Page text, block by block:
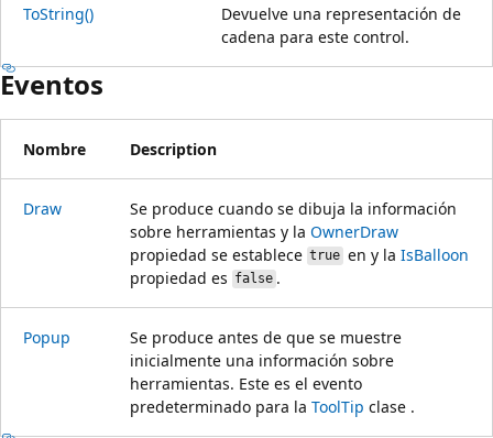
ToString()
Devuelve una representación de
cadena para este control.
Eventos
Nombre Description
Draw
Se produce cuando se dibuja la información
sobre herramientas y la OwnerDraw
propiedad se establece trueen y la IsBalloon
propiedad es false.
Popup
Se produce antes de que se muestre
inicialmente una información sobre
herramientas. Este es el evento
predeterminado para la ToolTip clase .